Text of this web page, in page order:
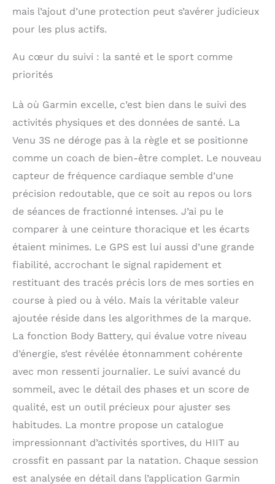
mais l’ajout d’une protection peut s’avérer judicieux
pour les plus actifs.
Au cœur du suivi : la santé et le sport comme
priorités
Là où Garmin excelle, c’est bien dans le suivi des
activités physiques et des données de santé. La
Venu 3S ne déroge pas à la règle et se positionne
comme un coach de bien-être complet. Le nouveau
capteur de fréquence cardiaque semble d’une
précision redoutable, que ce soit au repos ou lors
de séances de fractionné intenses. J’ai pu le
comparer à une ceinture thoracique et les écarts
étaient minimes. Le GPS est lui aussi d’une grande
fiabilité, accrochant le signal rapidement et
restituant des tracés précis lors de mes sorties en
course à pied ou à vélo. Mais la véritable valeur
ajoutée réside dans les algorithmes de la marque.
La fonction Body Battery, qui évalue votre niveau
d’énergie, s’est révélée étonnamment cohérente
avec mon ressenti journalier. Le suivi avancé du
sommeil, avec le détail des phases et un score de
qualité, est un outil précieux pour ajuster ses
habitudes. La montre propose un catalogue
impressionnant d’activités sportives, du HIIT au
crossfit en passant par la natation. Chaque session
est analysée en détail dans l’application Garmin